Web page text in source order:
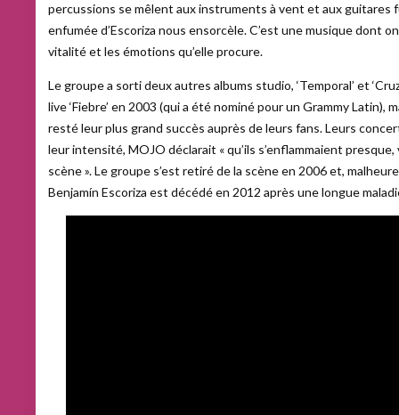
percussions se mêlent aux instruments à vent et aux guitares
enfumée d’Escoriza nous ensorcèle. C’est une musique dont
vitalité et les émotions qu’elle procure.
Le groupe a sorti deux autres albums studio, ‘Temporal’ et
live ‘Fiebre’ en 2003 (qui a été nominé pour un Grammy Latin),
resté leur plus grand succès auprès de leurs fans. Leurs
leur intensité, MOJO déclarait « qu’ils s’enflammaient
scène ». Le groupe s’est retiré de la scène en 2006 et,
Benjamín Escoriza est décédé en 2012 après une longue